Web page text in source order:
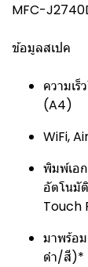
MFC-
ข้อมูลสเปค
ความเ
(A4)
WiFi,
พิมพ์เอ
อัตโนมั
Touch
มาพร้อ
ดำ/สี)*